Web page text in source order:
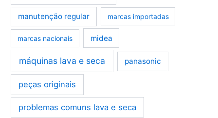
manutenção regular marcas importadas
marcas nacionais midea
máquinas lava e seca panasonic
peças originais
problemas comuns lava e seca